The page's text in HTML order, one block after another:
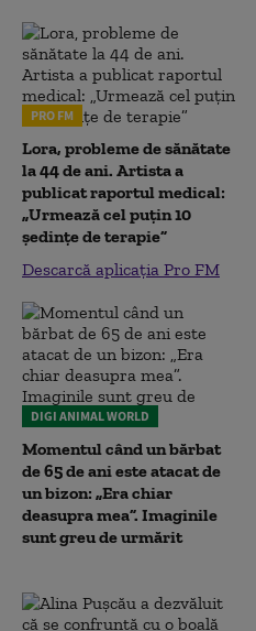
PRO FM
Lora, probleme de sănătate
la 44 de ani. Artista a
publicat raportul medical:
„Urmează cel puțin 10
ședințe de terapie”
Descarcă aplicația Pro FM
DIGI ANIMAL WORLD
Momentul când un bărbat
de 65 de ani este atacat de
un bizon: „Era chiar
deasupra mea”. Imaginile
sunt greu de urmărit